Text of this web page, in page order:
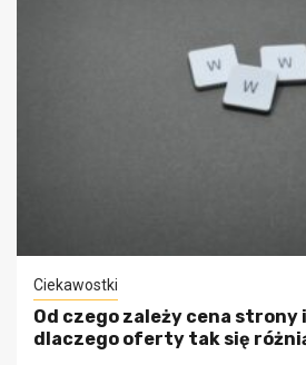
Ciekawostki
Od czego zależy cena
dlaczego oferty tak się